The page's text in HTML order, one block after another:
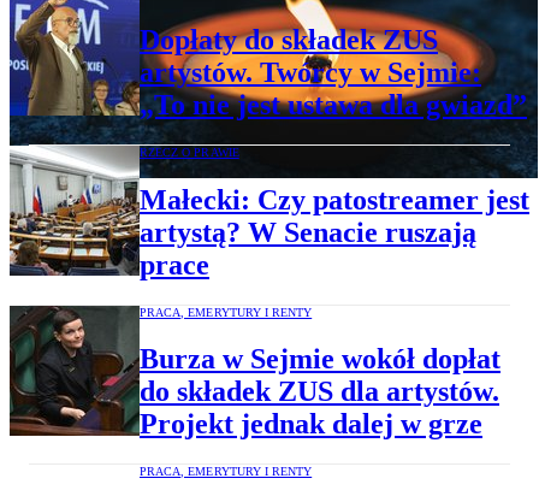
Dopłaty do składek ZUS
artystów. Twórcy w Sejmie:
„To nie jest ustawa dla gwiazd”
RZECZ O PRAWIE
Małecki: Czy patostreamer jest
artystą? W Senacie ruszają
prace
PRACA, EMERYTURY I RENTY
Burza w Sejmie wokół dopłat
do składek ZUS dla artystów.
Projekt jednak dalej w grze
PRACA, EMERYTURY I RENTY